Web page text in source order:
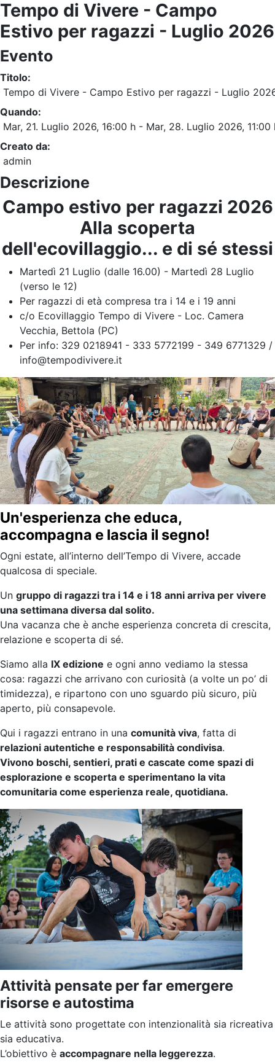
Tempo di Vivere - Campo
Estivo per ragazzi - Luglio 2026
Evento
Titolo:
Tempo di Vivere - Campo Estivo per ragazzi - Luglio
Quando:
Mar, 21. Luglio 2026, 16:00 h - Mar, 28. Luglio 2026, 11:00
Creato da:
admin
Descrizione
Campo estivo per ragazzi 2026
Alla scoperta
dell'ecovillaggio... e di sé stessi
Martedì 21 Luglio (dalle 16.00) - Martedì 28 Luglio
(verso le 12)
Per ragazzi di età compresa tra i 14 e i 19 anni
c/o Ecovillaggio Tempo di Vivere - Loc. Camera
Vecchia, Bettola (PC)
Per info: 329 0218941 - 333 5772199 - 349 6771329 /
info@tempodivivere.it
Un'esperienza che educa,
accompagna e lascia il segno!
Ogni estate, all’interno dell’Tempo di Vivere, accade
qualcosa di speciale.
Un gruppo di ragazzi tra i 14 e i 18 anni arriva per vivere
una settimana diversa dal solito.
Una vacanza che è anche esperienza concreta di crescita,
relazione e scoperta di sé.
Siamo alla IX edizione e ogni anno vediamo la stessa
cosa: ragazzi che arrivano con curiosità (a volte un po’ di
timidezza), e ripartono con uno sguardo più sicuro, più
aperto, più consapevole.
Qui i ragazzi entrano in una comunità viva, fatta di
relazioni autentiche e responsabilità condivisa.
Vivono boschi, sentieri, prati e cascate come spazi di
esplorazione e scoperta e sperimentano la vita
comunitaria come esperienza reale, quotidiana.
Attività pensate per far emergere
risorse e autostima
Le attività sono progettate con intenzionalità sia ricreativa
sia educativa.
L’obiettivo è accompagnare nella leggerezza.